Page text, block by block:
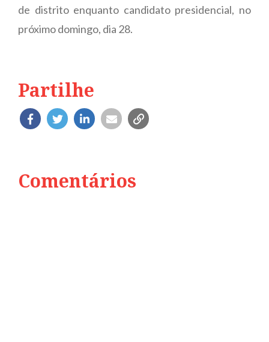
de distrito enquanto candidato presidencial, no
próximo domingo, dia 28.
Partilhe
Comentários